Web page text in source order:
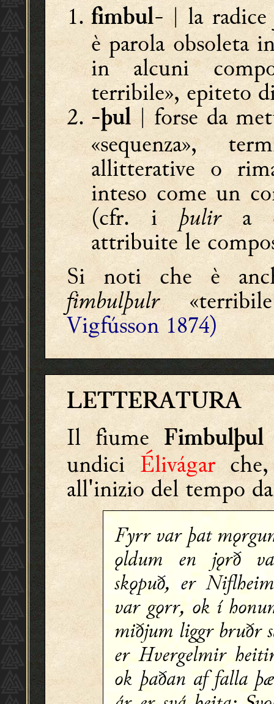
fimbul- | la
è parola obsoleta
in alcuni
terribile», epiteto
-þul| forse da
«sequenza»,
allitterative o
inteso come un
(cfr. i þulira
attribuite le
Si noti che è
fimbulþulr
Vigfússon 1874)
LETTERATURA
Il fiumeFimbulþul
undiciÉlivágar
all'inizio del tempo
Fyrr var þat
ǫldum en jǫrð
skǫpuð, er
var gǫrr, ok í
miðjum liggr bruðr
er Hvergelmir
ok þaðan af falla